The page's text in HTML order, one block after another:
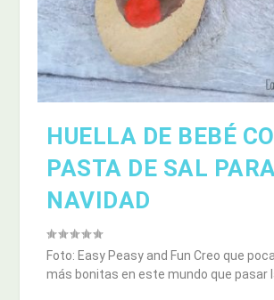
HUELLA DE BEBÉ
PASTA DE SAL PARA
NAVIDAD
Foto: Easy Peasy and Fun Creo que
más bonitas en este mundo que pasar la